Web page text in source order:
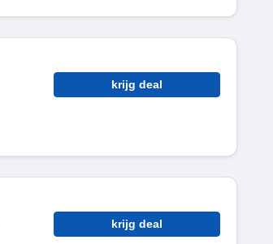
krijg deal
krijg deal